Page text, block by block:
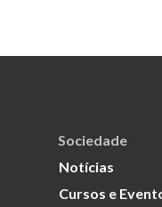
Sociedade
Notícias
Cursos e